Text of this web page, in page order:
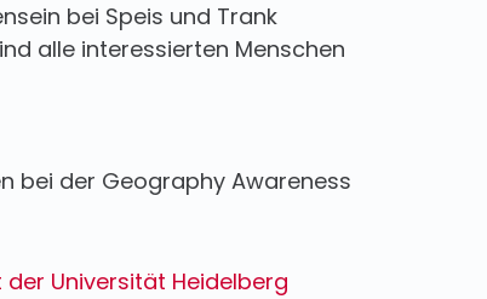
bei Speis und Trank
alle interessierten Menschen
bei der Geography Awareness
Universität Heidelberg